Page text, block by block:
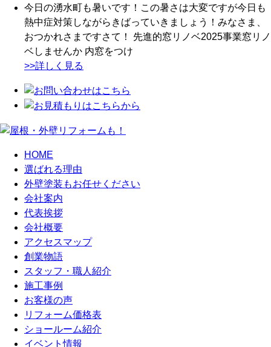
今日の湧水町も暑いです！この暑さは大変ですが今日も
熱中症対策しながらきばっていきましょう！みなさま、
おつかれさまですさて！ 先進的窓リノベ2025事業窓リノ
ベしませんか 内窓をつけ
>>詳しく見る
HOME
選ばれる理由
外壁塗装もお任せください
会社案内
代表挨拶
会社概要
アクセスマップ
創業物語
スタッフ・職人紹介
施工事例
お客様の声
リフォーム価格表
ショールーム紹介
イベント情報